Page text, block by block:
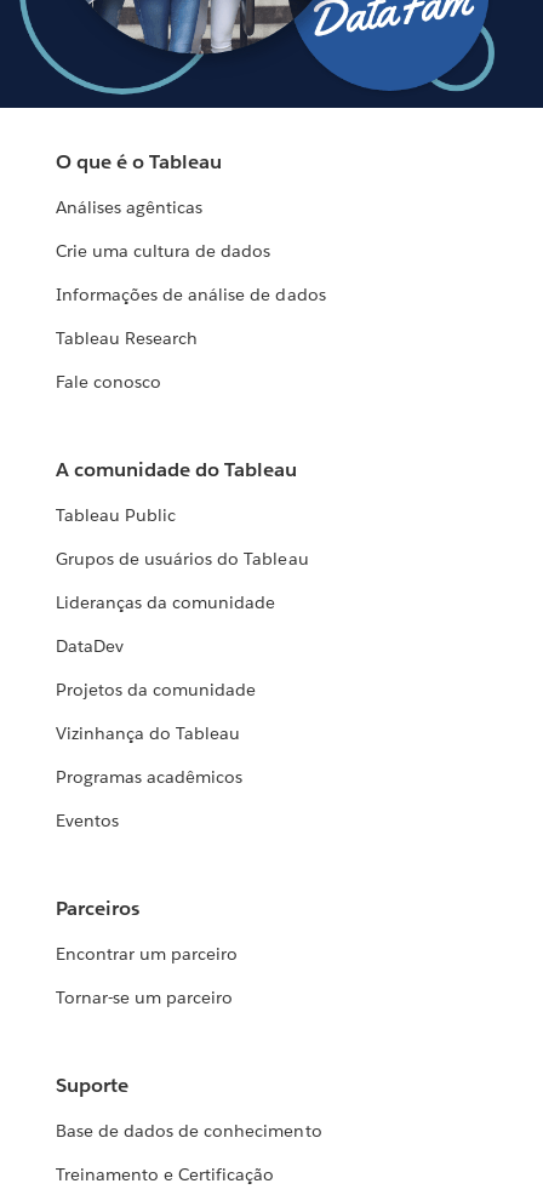
O que é o Tableau
Análises agênticas
Crie uma cultura de dados
Informações de análise de dados
Tableau Research
Fale conosco
A comunidade do Tableau
Tableau Public
Grupos de usuários do Tableau
Lideranças da comunidade
DataDev
Projetos da comunidade
Vizinhança do Tableau
Programas acadêmicos
Eventos
Parceiros
Encontrar um parceiro
Tornar-se um parceiro
Suporte
Base de dados de conhecimento
Treinamento e Certificação